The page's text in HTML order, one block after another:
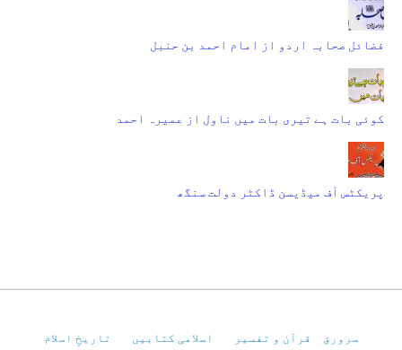
فضائل صحابہ اردو از امام احمد بن حنبل
کوئی بات ہے تیری بات میں ناول از عمیرہ احمد
پریکٹس آف میڈیسن ڈاکٹر دولت سنگھ
سرورق قرآن و تفسیر اسلامی کتابیں تاریخِ اسلام